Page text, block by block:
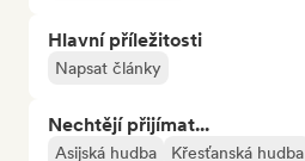
Hlavní příležitosti
Napsat články
Nechtějí přijímat...
Asijská hudba Křesťanská hudba